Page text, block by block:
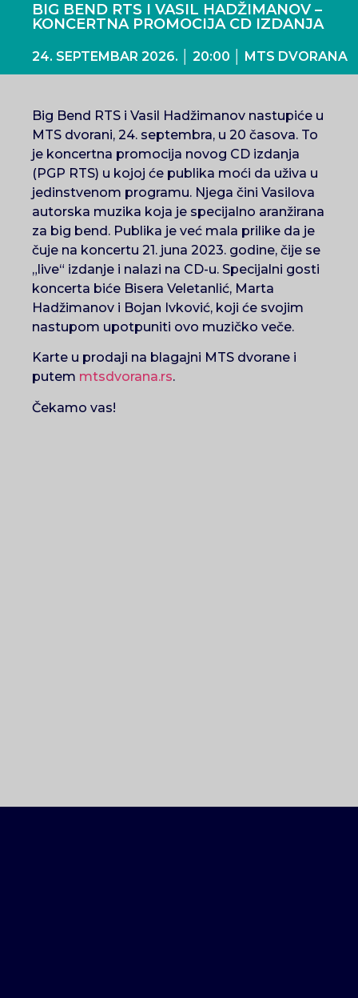
BIG BEND RTS I VASIL HADŽIMANOV –
KONCERTNA PROMOCIJA CD IZDANJA
24. SEPTEMBAR 2026. │ 20:00 │ MTS DVORANA
Big Bend RTS i Vasil Hadžimanov nastupiće u
MTS dvorani, 24. septembra, u 20 časova. To
je koncertna promocija novog CD izdanja
(PGP RTS) u kojoj će publika moći da uživa u
jedinstvenom programu. Njega čini Vasilova
autorska muzika koja je specijalno aranžirana
za big bend. Publika je već mala prilike da je
čuje na koncertu 21. juna 2023. godine, čije se
„live“ izdanje i nalazi na CD-u. Specijalni gosti
koncerta biće Bisera Veletanlić, Marta
Hadžimanov i Bojan Ivković, koji će svojim
nastupom upotpuniti ovo muzičko veče.
Karte u prodaji na blagajni MTS dvorane i
putem mtsdvorana.rs.
Čekamo vas!